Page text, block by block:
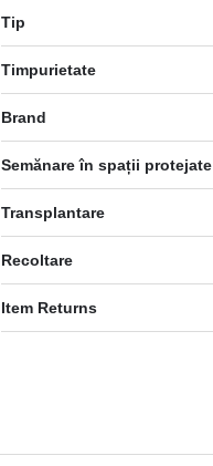
multe
Tip
Timpurietate
Brand
Semănare în spații protejate
Transplantare
Recoltare
Item Returns